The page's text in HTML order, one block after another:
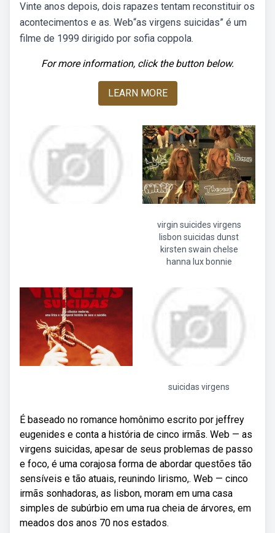
Vinte anos depois, dois rapazes tentam reconstituir os
acontecimentos e as. Web“as virgens suicidas” é um
filme de 1999 dirigido por sofia coppola.
For more information, click the button below.
LEARN MORE
virgin suicides virgens
lisbon suicidas dunst
kirsten swain chelse
hanna lux bonnie
suicidas virgens
É baseado no romance homônimo escrito por jeffrey
eugenides e conta a história de cinco irmãs. Web — as
virgens suicidas, apesar de seus problemas de passo
e foco, é uma corajosa forma de abordar questões tão
sensíveis e tão atuais, reunindo lirismo,. Web — cinco
irmãs sonhadoras, as lisbon, moram em uma casa
simples de subúrbio em uma rua cheia de árvores, em
meados dos anos 70 nos estados.